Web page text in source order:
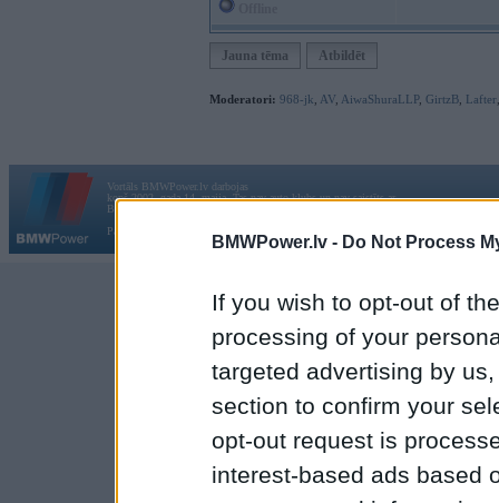
BMWPower.lv - Do Not Process
If you wish to opt-out of
processing of your
targeted advertising by
section to confirm your
opt-out request is
interest-based ads based
Jauna tēma Atbildēt
Moderatori: 968-jk AV AiwaShuraLLP, GirtzB Lafter
Vortāls BMWPower.lv darbojas
kopš 2002. gada 14. maija. Tas nav auto klubs un nav saistīts ar
BMW AG.
Par BMWPower